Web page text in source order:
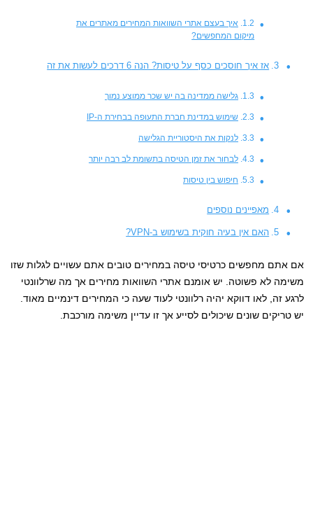
איך בעצם אתרי השוואות המחירים מאתרים את
מיקום המחפשים?
אז איך חוסכים כסף על טיסות? הנה 6 דרכים לעשות את זה
גלישה ממדינה בה יש שכר ממוצע נמוך
שימוש במדינת חברת התעופה בבחירת ה-IP
לנקות את היסטוריית הגלישה
לבחור את זמן הטיסה בתשומת לב רבה יותר
חיפוש בין טיסות
מאפיינים נוספים
האם אין בעיה חוקית בשימוש ב-VPN?
אם אתם מחפשים כרטיסי טיסה במחירים טובים אתם עשויים לגלות שזו
משימה לא פשוטה. יש אומנם אתרי השוואות מחירים אך מה שרלוונטי
לרגע זה, לאו דווקא יהיה רלוונטי לעוד שעה כי המחירים דינמיים מאוד.
יש טריקים שונים שיכולים לסייע אך זו עדיין משימה מורכבת.